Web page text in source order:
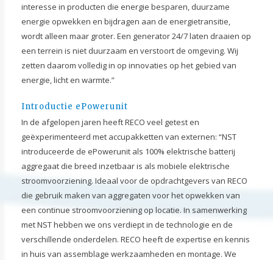
interesse in producten die energie besparen, duurzame
energie opwekken en bijdragen aan de energietransitie,
wordt alleen maar groter. Een generator 24/7 laten draaien op
een terrein is niet duurzaam en verstoort de omgeving. Wij
zetten daarom volledig in op innovaties op het gebied van
energie, licht en warmte.”
Introductie ePowerunit
In de afgelopen jaren heeft RECO veel getest en
geëxperimenteerd met accupakketten van externen: “NST
introduceerde de ePowerunit als 100% elektrische batterij
aggregaat die breed inzetbaar is als mobiele elektrische
stroomvoorziening. Ideaal voor de opdrachtgevers van RECO
die gebruik maken van aggregaten voor het opwekken van
een continue stroomvoorziening op locatie. In samenwerking
met NST hebben we ons verdiept in de technologie en de
verschillende onderdelen. RECO heeft de expertise en kennis
in huis van assemblage werkzaamheden en montage. We